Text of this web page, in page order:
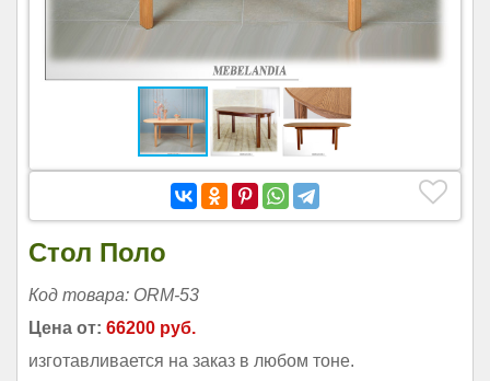
Стол Поло
Код товара: ORM-53
Цена от: 66200 руб.
изготавливается на заказ в любом тоне.